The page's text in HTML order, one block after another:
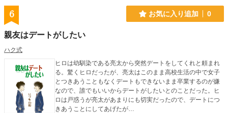
6 お気に入り追加 0
親友はデートがしたい
ハク式
ヒロは幼馴染である亮太から突然デートをしてくれと頼まれ
る。驚くヒロだったが、亮太はこのまま高校生活の中で女子
とつきあうこともなくデートもできないまま卒業するのが嫌
なので、誰でもいいからデートがしたいとのことだった。ヒ
ロは戸惑うが亮太があまりにも切実だったので、デートにつ
きあうことにしてあげたが…